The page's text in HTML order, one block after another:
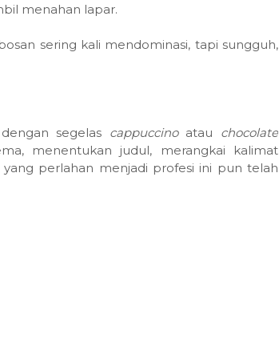
menahan lapar.
sering kali mendominasi, tapi sungguh,
segelas cappuccino atau chocolate
menentukan judul, merangkai kalimat
perlahan menjadi profesi ini pun telah